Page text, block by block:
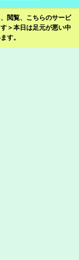
閲覧、こちらのサービ
＞本日は足元が悪い中
す。